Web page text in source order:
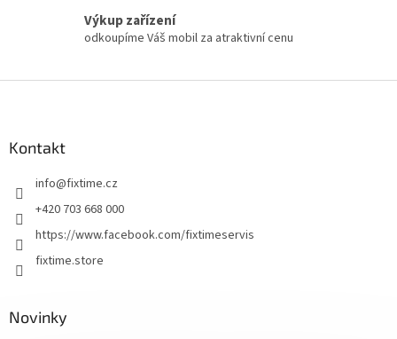
Výkup zařízení
odkoupíme Váš mobil za atraktivní cenu
Kontakt
info@fixtime.cz
+420 703 668 000
https://www.facebook.com/fixtimeservis
fixtime.store
Novinky